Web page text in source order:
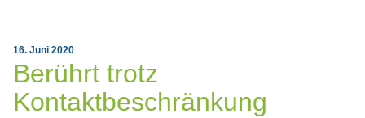
16. Juni 2020
Berührt trotz
Kontaktbeschränkung